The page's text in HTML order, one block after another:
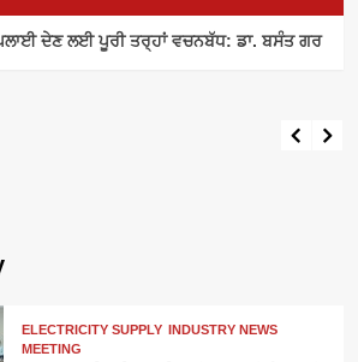
ਦੇਣ ਲਈ ਪੂਰੀ ਤਰ੍ਹਾਂ ਵਚਨਬੱਧ: ਡਾ. ਬਸੰਤ ਗਰ
INDUSTRY NEWS MEETING
ELECTRICITY SUPPLY INDUSTRY NEWS
MEETING